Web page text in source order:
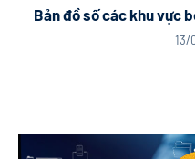
Bản đồ số các khu vực
13/